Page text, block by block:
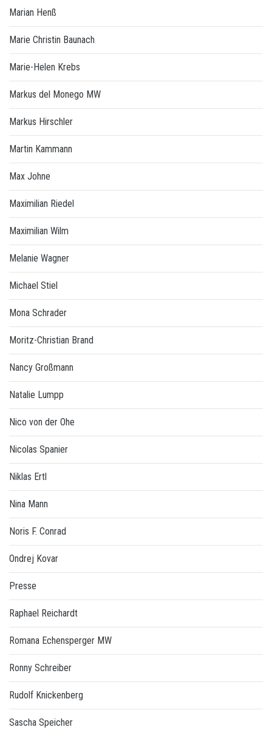
Marian Henß
Marie Christin Baunach
Marie-Helen Krebs
Markus del Monego MW
Markus Hirschler
Martin Kammann
Max Johne
Maximilian Riedel
Maximilian Wilm
Melanie Wagner
Michael Stiel
Mona Schrader
Moritz-Christian Brand
Nancy Großmann
Natalie Lumpp
Nico von der Ohe
Nicolas Spanier
Niklas Ertl
Nina Mann
Noris F. Conrad
Ondrej Kovar
Presse
Raphael Reichardt
Romana Echensperger MW
Ronny Schreiber
Rudolf Knickenberg
Sascha Speicher